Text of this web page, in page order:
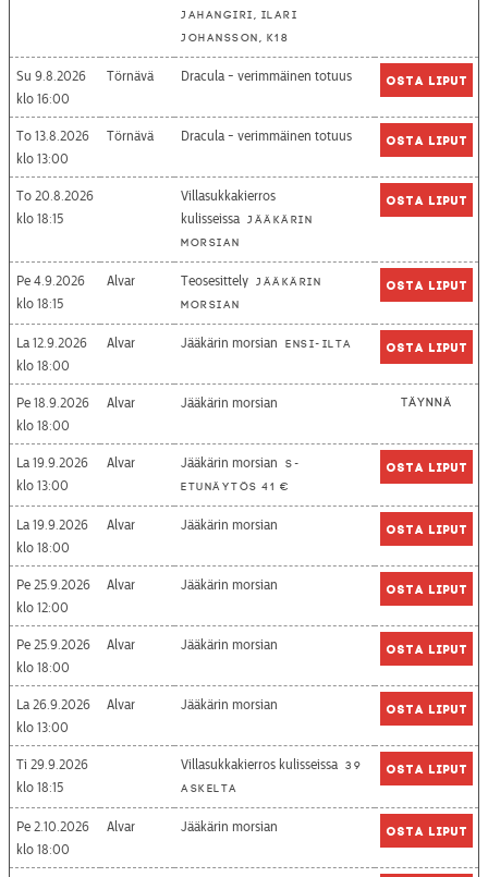
Jahangiri, Ilari
Johansson, K18
Su 9.8.2026
16:00
Törnävä Dracula - verimmäinen totuus Osta liput
To 13.8.2026
13:00
Törnävä Dracula - verimmäinen totuus Osta liput
To 20.8.2026
18:15
Villasukkakierros
kulisseissa Jääkärin
morsian
Osta liput
Pe 4.9.2026
18:15
Alvar Teosesittely Jääkärin
morsian
Osta liput
La 12.9.2026
18:00
Alvar Jääkärin morsian Ensi-ilta Osta liput
Pe 18.9.2026
18:00
Alvar Jääkärin morsian Täynnä
La 19.9.2026
13:00
Alvar Jääkärin morsian
S-
etunäytös 41 €
Osta liput
La 19.9.2026
18:00
Alvar Jääkärin morsian Osta liput
Pe 25.9.2026
12:00
Alvar Jääkärin morsian Osta liput
Pe 25.9.2026
18:00
Alvar Jääkärin morsian Osta liput
La 26.9.2026
13:00
Alvar Jääkärin morsian Osta liput
Ti 29.9.2026
18:15
Villasukkakierros kulisseissa 39
askelta
Osta liput
Pe 2.10.2026
18:00
Alvar Jääkärin morsian Osta liput